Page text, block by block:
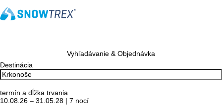
Vyhľadávanie & Objednávka
Destinácia
termín a dĺžka trvania
10.08.26 – 31.05.28 | 7 nocí